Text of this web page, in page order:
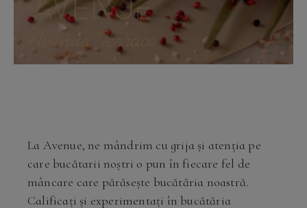
La Avenue, ne mândrim cu grija și atenția pe
care bucătarii noștri o pun în fiecare fel de
mâncare care părăsește bucătăria noastră.
Calificați și experimentați în bucătăria